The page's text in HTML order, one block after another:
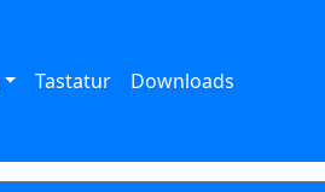
Tastatur Downloads